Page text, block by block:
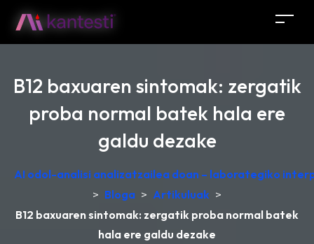
B12 baxuaren sintomak: zergatik
proba normal batek hala ere
galdu dezake
AI odol-analisi analizatzailea doan – laborategiko
> Bloga > Artikuluak >
B12 baxuaren sintomak: zergatik proba normal batek
hala ere galdu dezake